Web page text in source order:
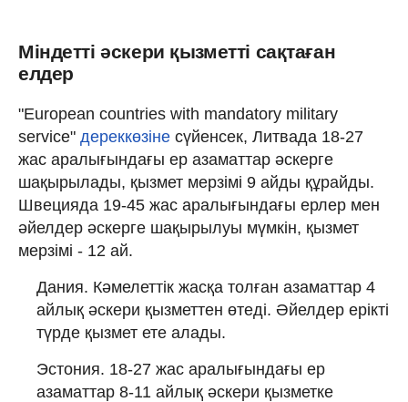
Міндетті әскери қызметті сақтаған
елдер
"European countries with mandatory military
service" дереккөзіне сүйенсек, Литвада 18-27
жас аралығындағы ер азаматтар әскерге
шақырылады, қызмет мерзімі 9 айды құрайды.
Швецияда 19-45 жас аралығындағы ерлер мен
әйелдер әскерге шақырылуы мүмкін, қызмет
мерзімі - 12 ай.
Дания. Кәмелеттік жасқа толған азаматтар 4
айлық әскери қызметтен өтеді. Әйелдер ерікті
түрде қызмет ете алады.
Эстония. 18-27 жас аралығындағы ер
азаматтар 8-11 айлық әскери қызметке